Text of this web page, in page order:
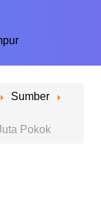
Sumber
Pokok